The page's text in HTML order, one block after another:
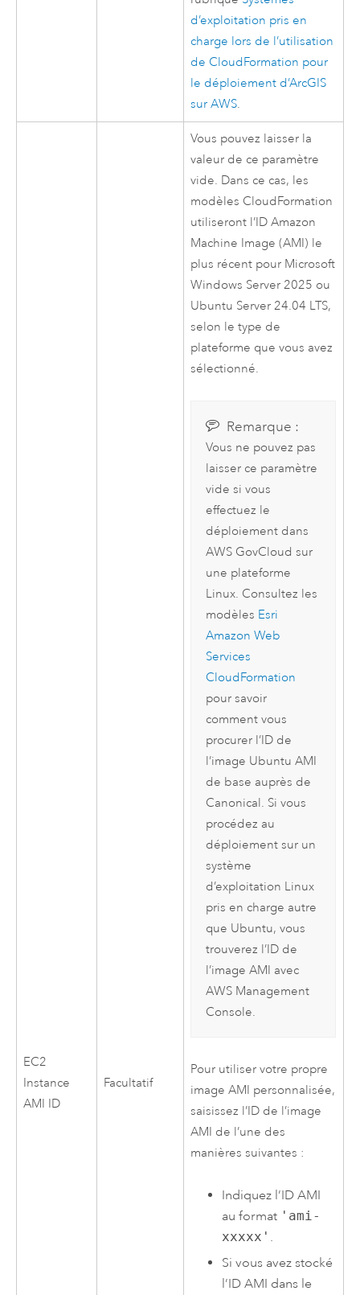
d’exploitation pris en
charge lors de l’utilisation
de CloudFormation pour
le déploiement d’ArcGIS
surAWS.
EC2
Instance
AMI ID
Facultatif
Vous pouvez laisser la
valeur de ce paramètre
vide. Dans ce cas, les
modèles CloudFormation
utiliseront l’IDAmazon
Machine Image (AMI) le
plus récent pour Microsoft
Windows Server 2025 ou
Ubuntu Server 24.04 LTS,
selon le type de
plateforme que vous avez
sélectionné.
Remarque :
Vous ne pouvez pas
laisser ce paramètre
vide si vous
effectuez le
déploiement dans
AWSGovCloud sur
une plateforme
Linux. Consultez les
modèles Esri
Amazon Web
Services
CloudFormation
pour savoir
comment vous
procurer l’ID de
l’image Ubuntu AMI
de base auprès de
Canonical. Si vous
procédez au
déploiement sur un
système
d’exploitation Linux
pris en charge autre
que Ubuntu, vous
trouverez l’ID de
l’image AMI avec
AWS Management
Console.
Pour utiliser votre propre
imageAMI personnalisée,
saisissez l’ID de l’image
AMI de l’une des
manières suivantes :
Indiquez l’IDAMI
au format 'ami-
xxxxx' .
Si vous avez stocké
l’IDAMI dans le